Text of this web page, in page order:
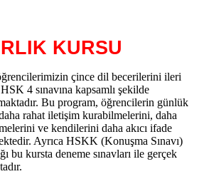
KURSU
çince dil becerilerini ileri
4 sınavına kapsamlı şekilde
Bu program, öğrencilerin günlük
rahat iletişim kurabilmelerini, daha
ve kendilerini daha akıcı ifade
Ayrıca HSKK (Konuşma Sınavı)
bu kursta deneme sınavları ile gerçek